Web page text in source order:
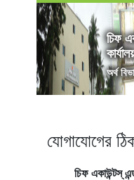
চিফ
অর্থ
যোগাযোগের
চিফ একাউন্টস্‌